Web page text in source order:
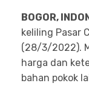
BOGOR,
keliling Pasar
(28/3/2022).
harga dan
bahan pokok